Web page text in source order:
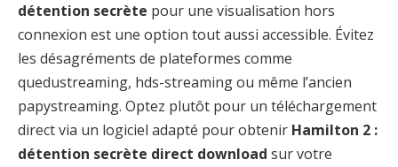
détention secrète pour une visualisation hors
connexion est une option tout aussi accessible. Évitez
les désagréments de plateformes comme
quedustreaming, hds-streaming ou même l’ancien
papystreaming. Optez plutôt pour un téléchargement
direct via un logiciel adapté pour obtenir Hamilton 2 :
détention secrète direct download sur votre